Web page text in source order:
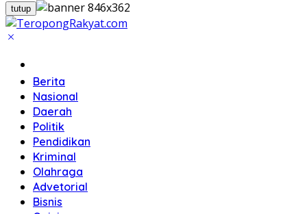
tutup
Berita
Nasional
Daerah
Politik
Pendidikan
Kriminal
Olahraga
Advetorial
Bisnis